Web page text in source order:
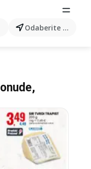
proizvode... Odaberite grad